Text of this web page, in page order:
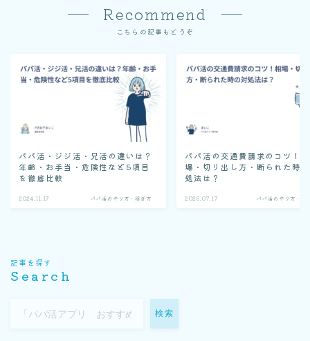
Recommend
こちらの記事もどうぞ
パパ活・ジジ活・兄活の違いは？
年齢・お手当・危険性など5項目
を徹底比較
2024.11.17 パパ活のやり方・稼ぎ方
パパ活の交通費請求のコツ！相
場・切り出し方・断られた時
処法は？
2026.07.17 パパ活のやり方・稼
記事を探す
Search
検索